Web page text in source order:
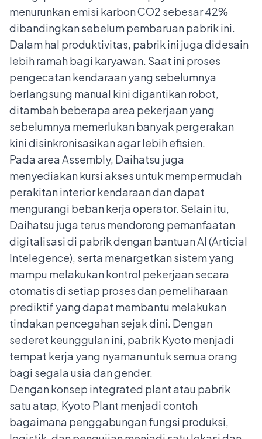
menurunkan emisi karbon CO2 sebesar 42%
dibandingkan sebelum pembaruan pabrik ini.
Dalam hal produktivitas, pabrik ini juga didesain
lebih ramah bagi karyawan. Saat ini proses
pengecatan kendaraan yang sebelumnya
berlangsung manual kini digantikan robot,
ditambah beberapa area pekerjaan yang
sebelumnya memerlukan banyak pergerakan
kini disinkronisasikan agar lebih efisien.
Pada area Assembly, Daihatsu juga
menyediakan kursi akses untuk mempermudah
perakitan interior kendaraan dan dapat
mengurangi beban kerja operator. Selain itu,
Daihatsu juga terus mendorong pemanfaatan
digitalisasi di pabrik dengan bantuan AI (Articial
Intelegence), serta menargetkan sistem yang
mampu melakukan kontrol pekerjaan secara
otomatis di setiap proses dan pemeliharaan
prediktif yang dapat membantu melakukan
tindakan pencegahan sejak dini. Dengan
sederet keunggulan ini, pabrik Kyoto menjadi
tempat kerja yang nyaman untuk semua orang
bagi segala usia dan gender.
Dengan konsep integrated plant atau pabrik
satu atap, Kyoto Plant menjadi contoh
bagaimana penggabungan fungsi produksi,